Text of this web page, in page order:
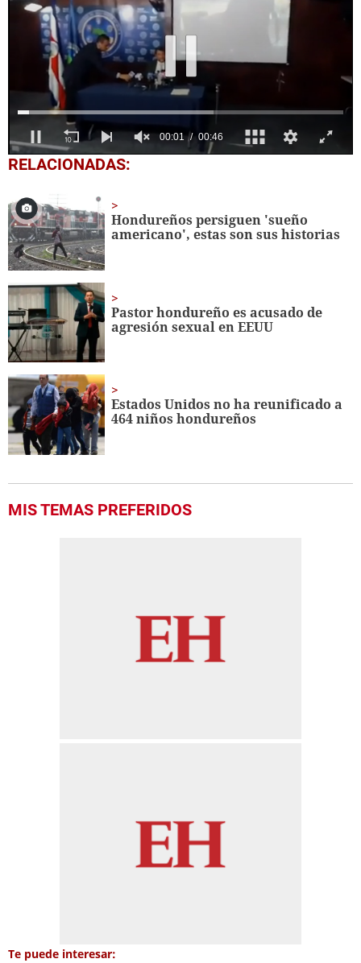
0
seconds
46
seconds
RELACIONADAS:
Hondureños persiguen 'sueño
americano', estas son sus historias
Pastor hondureño es acusado de
agresión sexual en EEUU
Estados Unidos no ha reunificado a
464 niños hondureños
MIS TEMAS PREFERIDOS
Te puede interesar: